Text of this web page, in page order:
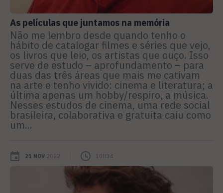
As películas que juntamos na memória
Não me lembro desde quando tenho o
hábito de catalogar filmes e séries que vejo,
os livros que leio, os artistas que ouço. Isso
serve de estudo – aprofundamento – para
duas das três áreas que mais me cativam
na arte e tenho vivido: cinema e literatura; a
última apenas um hobby/respiro, a música.
Nesses estudos de cinema, uma rede social
brasileira, colaborativa e gratuita caiu como
um...
21 NOV 2022 10H34